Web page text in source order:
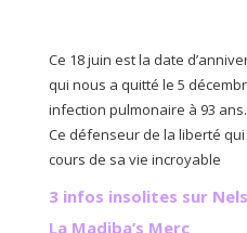
Ce 18 juin est la date
qui nous a quitté le 5
infection pulmonaire à 93 ans.
Ce défenseur de la liberté
cours de sa vie incroyable
3 infos insolites sur
La Madiba’s Merc